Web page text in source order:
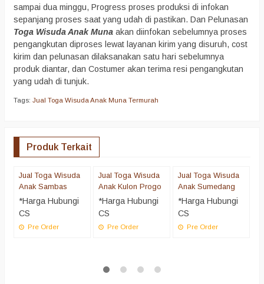
sampai dua minggu, Progress proses produksi di infokan
sepanjang proses saat yang udah di pastikan. Dan Pelunasan
Toga Wisuda Anak Muna akan diinfokan sebelumnya proses
pengangkutan diproses lewat layanan kirim yang disuruh, cost
kirim dan pelunasan dilaksanakan satu hari sebelumnya
produk diantar, dan Costumer akan terima resi pengangkutan
yang udah di tunjuk.
Tags: Jual Toga Wisuda Anak Muna Termurah
Produk Terkait
Jual Toga Wisuda
Anak Sambas
*Harga Hubungi
CS
Pre Order
Jual Toga Wisuda
Anak Kulon Progo
*Harga Hubungi
CS
Pre Order
Jual Toga Wisuda
Anak Sumedang
*Harga Hubungi
CS
Pre Order